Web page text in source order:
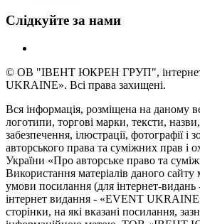
Слідкуйте за нами
© ОВ "ІВЕНТ ЮКРЕН ГРУП",
UKRAINE». Всі права захищені.
Вся інформація, розміщена на даному
логотипи, торгові марки, тексти,
забезпечення, ілюстрації, фотографії і
авторського права та суміжних прав і
України «Про авторське право та
Використання матеріалів даного сайту
умови посилання (для інтернет-видань
інтернет видання - «EVENT
сторінки, на які вказані посилання,